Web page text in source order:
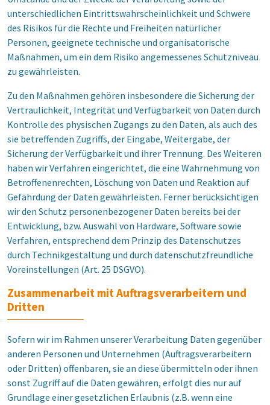
unterschiedlichen Eintrittswahrscheinlichkeit und Schwere
des Risikos für die Rechte und Freiheiten natürlicher
Personen, geeignete technische und organisatorische
Maßnahmen, um ein dem Risiko angemessenes Schutzniveau
zu gewährleisten.
Zu den Maßnahmen gehören insbesondere die Sicherung der
Vertraulichkeit, Integrität und Verfügbarkeit von Daten durch
Kontrolle des physischen Zugangs zu den Daten, als auch des
sie betreffenden Zugriffs, der Eingabe, Weitergabe, der
Sicherung der Verfügbarkeit und ihrer Trennung. Des Weiteren
haben wir Verfahren eingerichtet, die eine Wahrnehmung von
Betroffenenrechten, Löschung von Daten und Reaktion auf
Gefährdung der Daten gewährleisten. Ferner berücksichtigen
wir den Schutz personenbezogener Daten bereits bei der
Entwicklung, bzw. Auswahl von Hardware, Software sowie
Verfahren, entsprechend dem Prinzip des Datenschutzes
durch Technikgestaltung und durch datenschutzfreundliche
Voreinstellungen (Art. 25 DSGVO).
Zusammenarbeit mit Auftragsverarbeitern und
Dritten
Sofern wir im Rahmen unserer Verarbeitung Daten gegenüber
anderen Personen und Unternehmen (Auftragsverarbeitern
oder Dritten) offenbaren, sie an diese übermitteln oder ihnen
sonst Zugriff auf die Daten gewähren, erfolgt dies nur auf
Grundlage einer gesetzlichen Erlaubnis (z.B. wenn eine